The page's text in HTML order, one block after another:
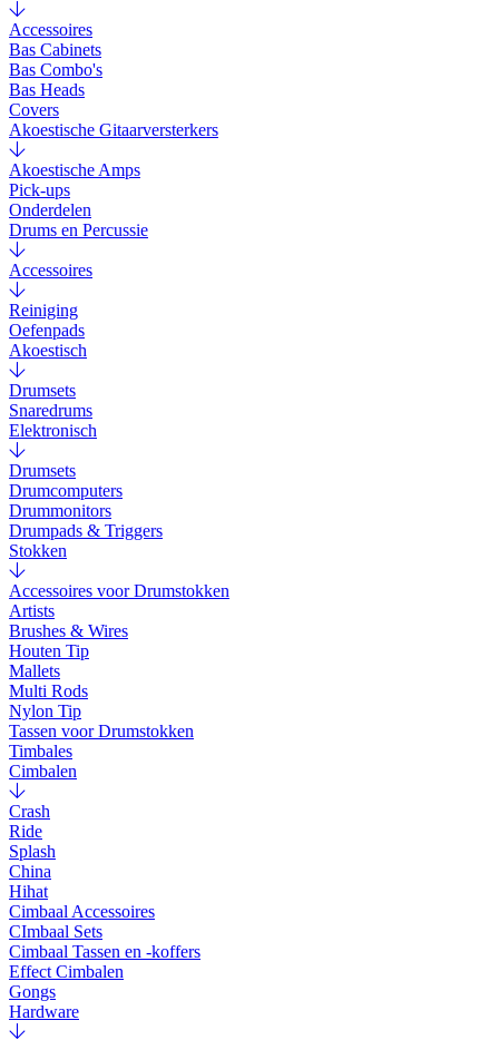
Accessoires
Bas Cabinets
Bas Combo's
Bas Heads
Covers
Akoestische Gitaarversterkers
Akoestische Amps
Pick-ups
Onderdelen
Drums en Percussie
Accessoires
Reiniging
Oefenpads
Akoestisch
Drumsets
Snaredrums
Elektronisch
Drumsets
Drumcomputers
Drummonitors
Drumpads & Triggers
Stokken
Accessoires voor Drumstokken
Artists
Brushes & Wires
Houten Tip
Mallets
Multi Rods
Nylon Tip
Tassen voor Drumstokken
Timbales
Cimbalen
Crash
Ride
Splash
China
Hihat
Cimbaal Accessoires
CImbaal Sets
Cimbaal Tassen en -koffers
Effect Cimbalen
Gongs
Hardware